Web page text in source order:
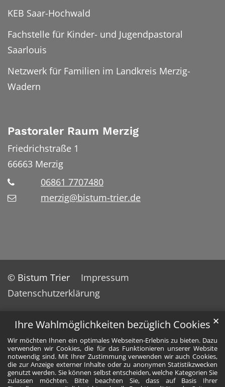
Ihre Wahlmöglichkeiten bezüglich Cookies
Wir möchten Ihnen ein optimales Webseiten-Erlebnis zu bieten. Dazu
verwenden wir Cookies, die für das Funktionieren unserer Website
notwendig sind. Mit Ihrer Zustimmung verwenden wir auch Cookies,
die zur Anzeige externer Inhalte oder zu anonymen Statistikzwecken
genutzt werden. Sie können selbst entscheiden, welche Kategorien Sie
zulassen möchten. Bitte beachten Sie, dass auf Basis Ihrer
✕
KEB Saar-Hochwald
Fachstelle für Kinder- und Jugendpastoral
Saarlouis
Netzwerk für Familien im Landkreis Merzig-
Wadern
Pastoraler Raum Merzig
Friedrichstraße 1
66663 Merzig
06861 7707480
merzig@bistum-trier.de
© Bistum Trier
Impressum
Datenschutzerklärung